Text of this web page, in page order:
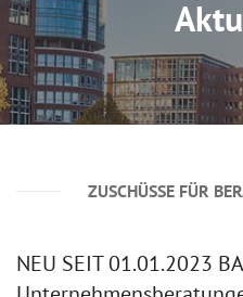
ZUSCHÜSSE FÜR
NEU SEIT 01.01.2023